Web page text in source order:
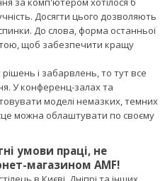
Саме від цього фактора
зможе зберігати
вигляд. Оптимальний варіант –
або щільний текстиль.
точок має предмет
він буде. Якщо ж Ви
то краще, щоб вони були
навіть під час
за комп'ютером хотілося б
Досягти цього дозволяють
До слова, форма останньої
щоб забезпечити кращу